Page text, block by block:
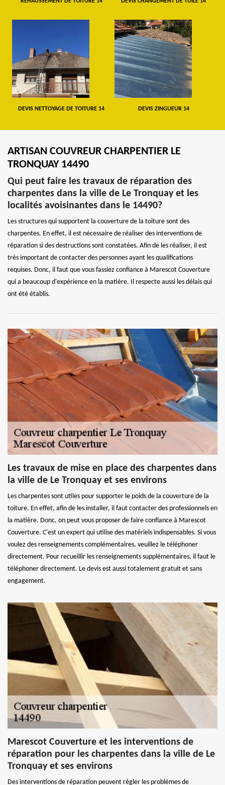
DEVIS NETTOYAGE DE TOITURE 14 DEVIS ZINGUEUR 14
ARTISAN COUVREUR CHARPENTIER LE
TRONQUAY 14490
Qui peut faire les travaux de réparation des
charpentes dans la ville de Le Tronquay et les
localités avoisinantes dans le 14490?
Les structures qui supportent la couverture de la toiture sont des
charpentes. En effet, il est nécessaire de réaliser des interventions de
réparation si des destructions sont constatées. Afin de les réaliser, il est
très important de contacter des personnes ayant les qualifications
requises. Donc, il faut que vous fassiez confiance à Marescot Couverture
qui a beaucoup d'expérience en la matière. Il respecte aussi les délais qui
ont été établis.
Les travaux de mise en place des charpentes dans
la ville de Le Tronquay et ses environs
Les charpentes sont utiles pour supporter le poids de la couverture de la
toiture. En effet, afin de les installer, il faut contacter des professionnels en
la matière. Donc, on peut vous proposer de faire confiance à Marescot
Couverture. C'est un expert qui utilise des matériels indispensables. Si vous
voulez des renseignements complémentaires, veuillez le téléphoner
directement. Pour recueillir les renseignements supplémentaires, il faut le
téléphoner directement. Le devis est aussi totalement gratuit et sans
engagement.
Marescot Couverture et les interventions de
réparation pour les charpentes dans la ville de Le
Tronquay et ses environs
Des interventions de réparation peuvent régler les problèmes de